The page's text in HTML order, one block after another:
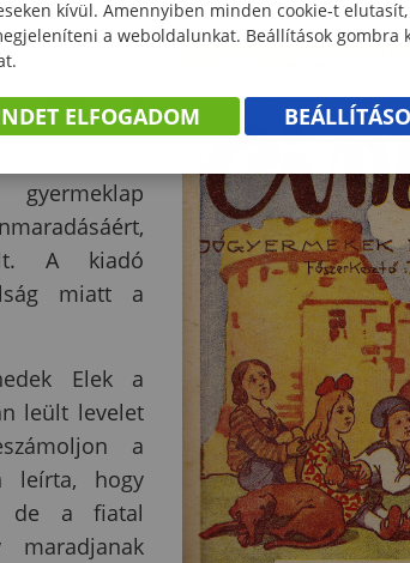
kasul
együtt a
az
mellett
A kiadó
miatt a
Elek a
leült levelet
a
leírta, hogy
de a fiatal
maradjanak
kívül. Amennyiben minden cookie-t
a weboldalunkat. Beállítások
ELFOGADOM